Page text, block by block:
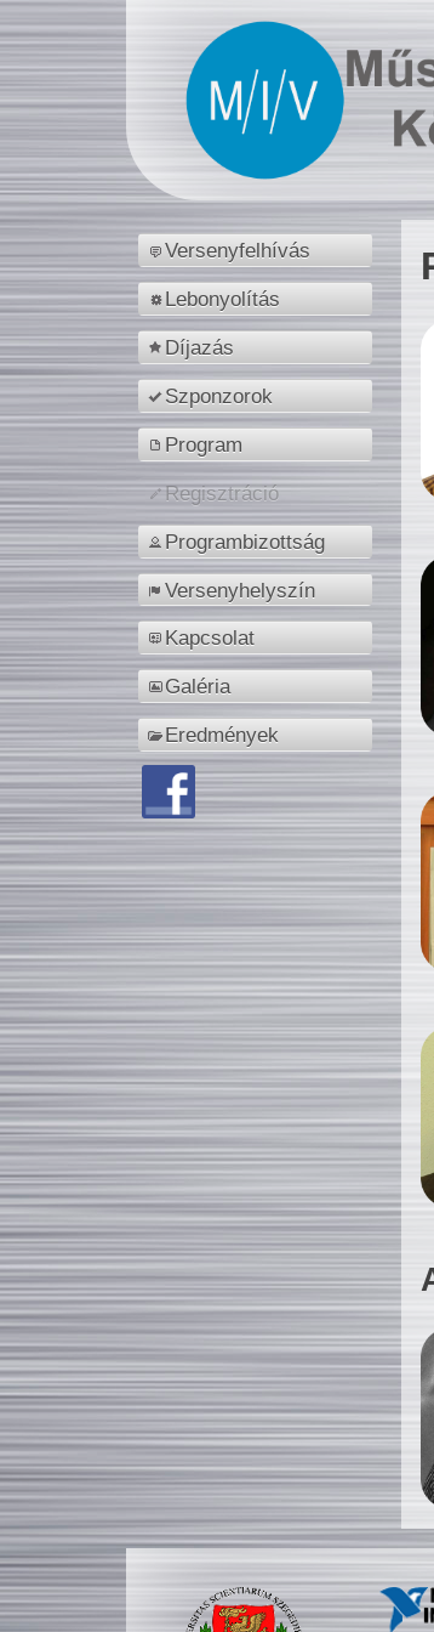
Versenyfelhívás
Lebonyolítás
Díjazás
Szponzorok
Program
Regisztráció
Programbizottság
Versenyhelyszín
Kapcsolat
Galéria
Eredmények